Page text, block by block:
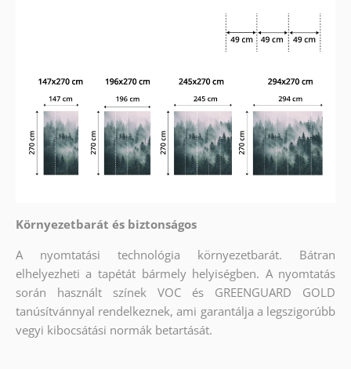
Környezetbarát és biztonságos
A nyomtatási technológia környezetbarát. Bátran
elhelyezheti a tapétát bármely helyiségben. A nyomtatás
során használt színek VOC és GREENGUARD GOLD
tanúsítvánnyal rendelkeznek, ami garantálja a legszigorúbb
vegyi kibocsátási normák betartását.